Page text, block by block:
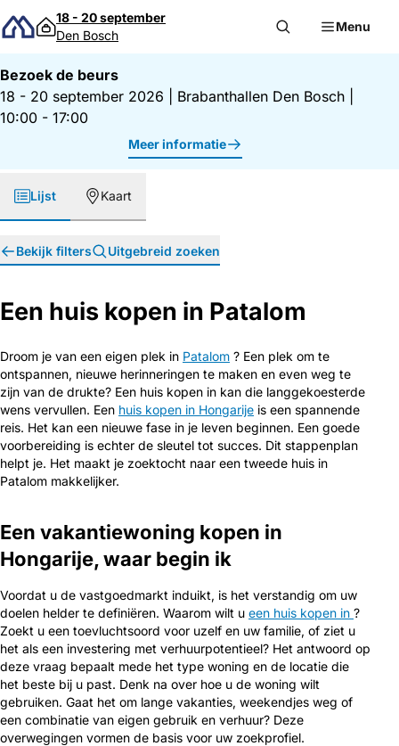
Direct naar inhoud
18 - 20 september
Den Bosch
Menu
Bezoek de beurs
18 - 20 september 2026
Brabanthallen Den Bosch
10:00 - 17:00
Meer informatie
Lijst Kaart
Bekijk filters Uitgebreid zoeken
Een huis kopen in Patalom
Droom je van een eigen plek in Patalom ? Een plek om te
ontspannen, nieuwe herinneringen te maken en even weg te
zijn van de drukte? Een huis kopen in kan die langgekoesterde
wens vervullen. Een huis kopen in Hongarije is een spannende
reis. Het kan een nieuwe fase in je leven beginnen. Een goede
voorbereiding is echter de sleutel tot succes. Dit stappenplan
helpt je. Het maakt je zoektocht naar een tweede huis in
Patalom makkelijker.
Een vakantiewoning kopen in
Hongarije, waar begin ik
Voordat u de vastgoedmarkt induikt, is het verstandig om uw
doelen helder te definiëren. Waarom wilt u een huis kopen in ?
Zoekt u een toevluchtsoord voor uzelf en uw familie, of ziet u
het als een investering met verhuurpotentieel? Het antwoord op
deze vraag bepaalt mede het type woning en de locatie die
het beste bij u past. Denk na over hoe u de woning wilt
gebruiken. Gaat het om lange vakanties, weekendjes weg of
een combinatie van eigen gebruik en verhuur? Deze
overwegingen vormen de basis voor uw zoekprofiel.